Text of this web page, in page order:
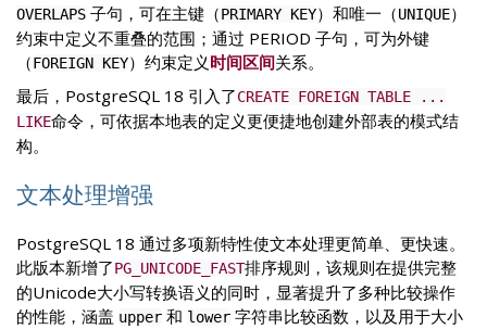
OVERLAPS 子句，可在主键（PRIMARY KEY）和唯一（UNIQUE）
约束中定义不重叠的范围；通过 PERIOD 子句，可为外键
（FOREIGN KEY）约束定义时间区间关系。
最后，PostgreSQL 18 引入了CREATE FOREIGN TABLE ...
LIKE命令，可依据本地表的定义更便捷地创建外部表的模式结
构。
文本处理增强
PostgreSQL 18 通过多项新特性使文本处理更简单、更快速。
此版本新增了PG_UNICODE_FAST排序规则，该规则在提供完整
的Unicode大小写转换语义的同时，显著提升了多种比较操作
的性能，涵盖 upper 和 lower 字符串比较函数，以及用于大小